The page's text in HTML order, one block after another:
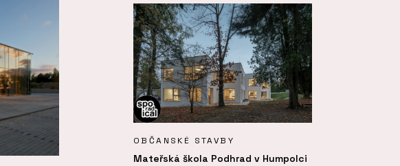
OBČANSKÉ STAVBY
Mateřská škola Podhrad v Humpolci